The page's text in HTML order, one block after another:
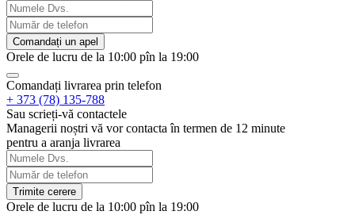
Comandați un apel
Orele de lucru de la 10:00 pîn la 19:00
Comandați livrarea prin telefon
+ 373 (78) 135-788
Sau scrieți-vă contactele
Managerii noștri vă vor contacta în termen de 12 minute
pentru a aranja livrarea
Trimite cerere
Orele de lucru de la 10:00 pîn la 19:00